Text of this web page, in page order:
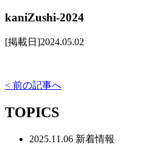
kaniZushi-2024
[掲載日]2024.05.02
< 前の記事へ
TOPICS
2025.11.06 新着情報